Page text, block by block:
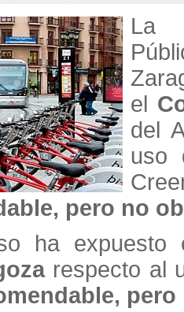
La
el
del
pero no
ha
respecto al
pero